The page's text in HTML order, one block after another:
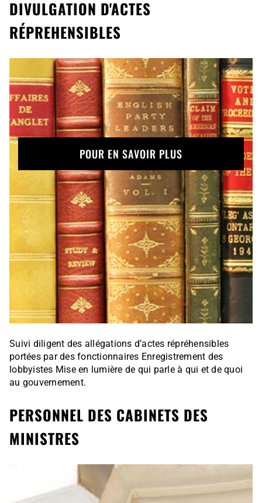
DIVULGATION D'ACTES
RÉPREHENSIBLES
POUR EN SAVOIR PLUS
Suivi diligent des allégations d’actes répréhensibles
portées par des fonctionnaires Enregistrement des
lobbyistes Mise en lumière de qui parle à qui et de quoi
au gouvernement.
PERSONNEL DES CABINETS DES
MINISTRES